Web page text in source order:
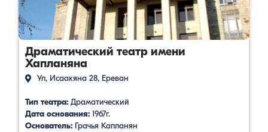
Драматический театр имени
Хапланяна
Ул, Исаакяна 28, Ереван
Тип театра: Драматический
Дата основания: 1967г.
Основатель: Грачья Капланян